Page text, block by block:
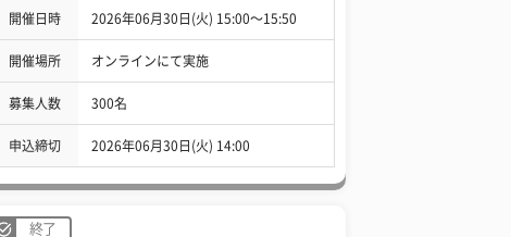
開催日時 2026年06月30日(火) 15:00〜15:50
開催場所 オンラインにて実施
募集人数 300名
申込締切 2026年06月30日(火) 14:00
終了